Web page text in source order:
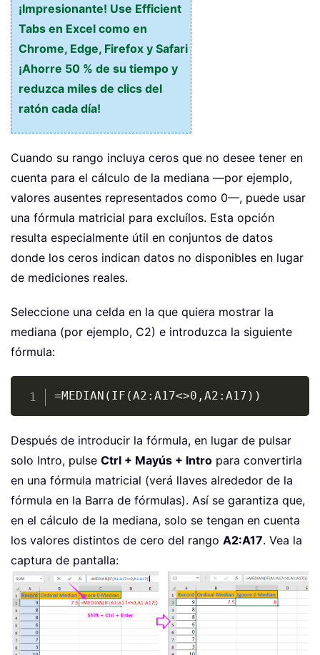
¡Impresionante! Use Efficient
Tabs en Excel como en
Chrome, Edge, Firefox y Safari
¡Ahorre 50 % de su tiempo y
reduzca miles de clics del
ratón cada día!
Cuando su rango incluya ceros que no desee tener en
cuenta para el cálculo de la mediana —por ejemplo,
valores ausentes representados como 0—, puede usar
una fórmula matricial para excluílos. Esta opción
resulta especialmente útil en conjuntos de datos
donde los ceros indican datos no disponibles en lugar
de mediciones reales.
Seleccione una celda en la que quiera mostrar la
mediana (por ejemplo, C2) e introduzca la siguiente
fórmula:
=MEDIAN(IF(A2:A17<>0,A2:A17))Copy
Después de introducir la fórmula, en lugar de pulsar
solo Intro, pulse Ctrl + Mayús + Intro para convertirla
en una fórmula matricial (verá llaves alrededor de la
fórmula en la Barra de fórmulas). Así se garantiza que,
en el cálculo de la mediana, solo se tengan en cuenta
los valores distintos de cero del rango A2:A17. Vea la
captura de pantalla: